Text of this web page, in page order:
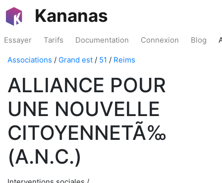
Kananas
Essayer Tarifs Documentation Connexion Blog
Associations / Grand est / 51 / Reims
ALLIANCE POUR
UNE NOUVELLE
CITOYENNETÃ‰
(A.N.C.)